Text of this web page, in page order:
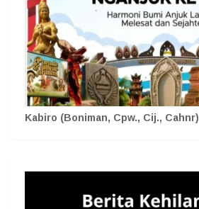
Kabiro (Boniman, Cpw., Cij., Cahnr)